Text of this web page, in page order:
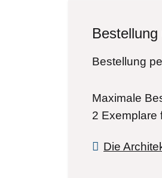
Bestellung
Maximale
2 Exemplare
Die